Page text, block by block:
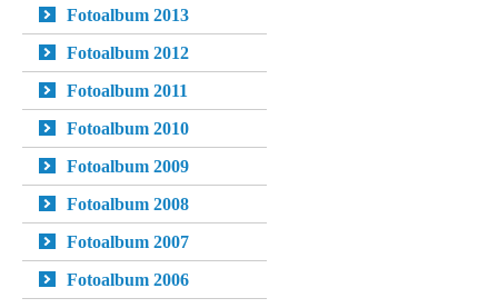
Fotoalbum 2013
Fotoalbum 2012
Fotoalbum 2011
Fotoalbum 2010
Fotoalbum 2009
Fotoalbum 2008
Fotoalbum 2007
Fotoalbum 2006